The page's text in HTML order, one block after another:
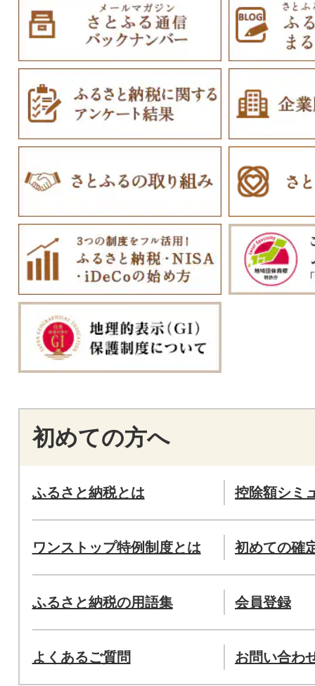
初めての方へ
ふるさと納税とは 控除額シミ
ワンストップ特例制度とは 初めての確
ふるさと納税の用語集 会員登録
よくあるご質問 お問い合わ